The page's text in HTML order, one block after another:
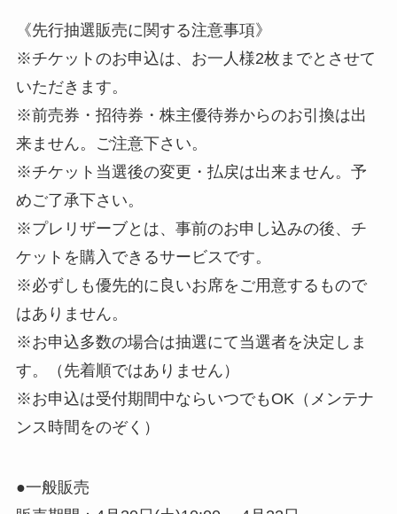
《先行抽選販売に関する注意事項》
※チケットのお申込は、お一人様2枚までとさせて
いただきます。
※前売券・招待券・株主優待券からのお引換は出
来ません。ご注意下さい。
※チケット当選後の変更・払戻は出来ません。予
めご了承下さい。
※プレリザーブとは、事前のお申し込みの後、チ
ケットを購入できるサービスです。
※必ずしも優先的に良いお席をご用意するもので
はありません。
※お申込多数の場合は抽選にて当選者を決定しま
す。（先着順ではありません）
※お申込は受付期間中ならいつでもOK（メンテナ
ンス時間をのぞく）
●一般販売